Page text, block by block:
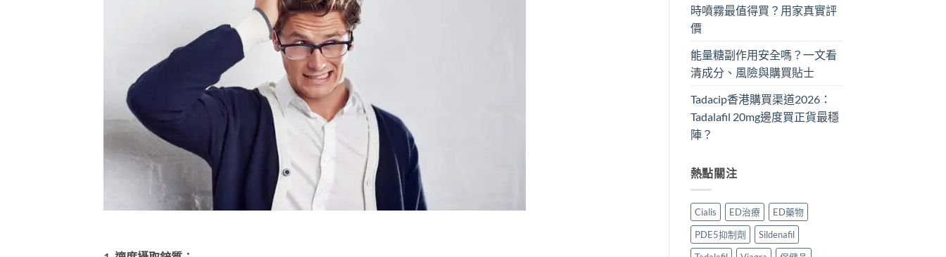
時噴霧最值得買？用家真實評
價
能量糖副作用安全嗎？一文看
清成分、風險與購買貼士
Tadacip香港購買渠道2026：
Tadalafil 20mg邊度買正貨最穩
陣？
熱點關注
Cialis ED治療
ED藥物
PDE5抑制劑
Sildenafil